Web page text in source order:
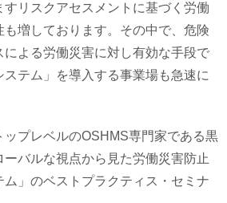
リスクアセスメントに基づく労働
増しております。その中で、危険
による労働災害に対し有効な手段で
テム」を導入する事業場も急速に
ップレベルのOSHMS専門家である黒
バルな視点から見た労働災害防止
ム」のベストプラクティス・セミナ